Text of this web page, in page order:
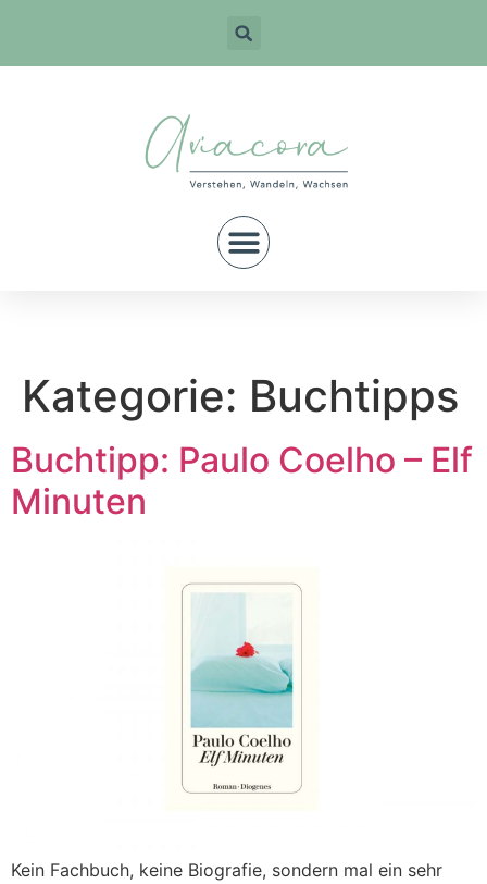
Kategorie: Buchtipps
Buchtipp: Paulo Coelho – Elf
Minuten
Kein Fachbuch, keine Biografie, sondern mal ein sehr